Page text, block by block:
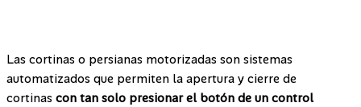
Las cortinas o persianas motorizadas son sistemas
automatizados que permiten la apertura y cierre de
cortinas con tan solo presionar el botón de un control